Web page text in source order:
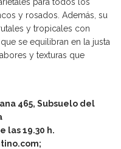
y rosados. Además, su
y tropicales con
se equilibran en la justa
y texturas que
465, Subsuelo del
las 19.30 h.
;